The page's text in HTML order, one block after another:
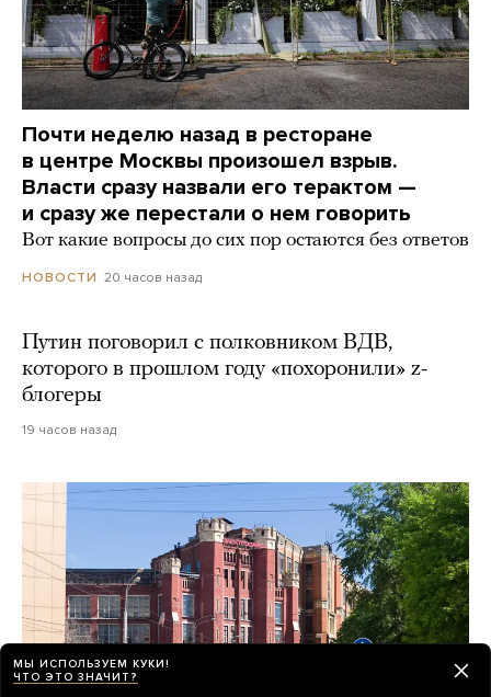
Почти неделю назад в ресторане
в центре Москвы произошел взрыв.
Власти сразу назвали его терактом —
и сразу же перестали о нем говорить
Вот какие вопросы до сих пор остаются без ответов
НОВОСТИ 20 часов назад
Путин поговорил с полковником ВДВ,
которого в прошлом году «похоронили» z-
блогеры
19 часов назад
МЫ ИСПОЛЬЗУЕМ КУКИ!
ЧТО ЭТО ЗНАЧИТ?